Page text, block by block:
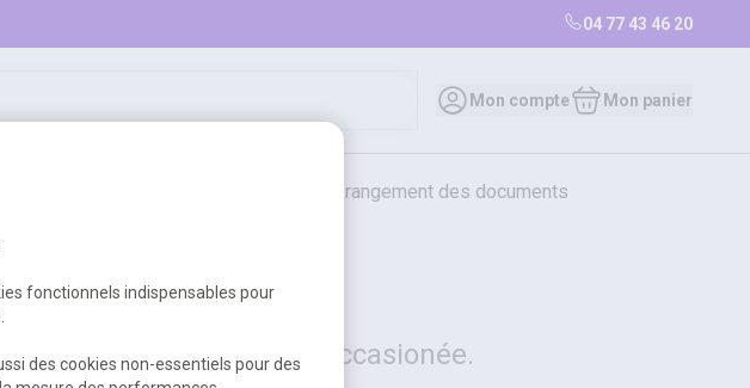
04 77 43 46 20
Mon compte Mon panier
bureautique et rangement des documents
outils, travaux & entretien
excuser pour la gêne occasionée.
fonctionnels indispensables pour
des cookies non-essentiels pour des